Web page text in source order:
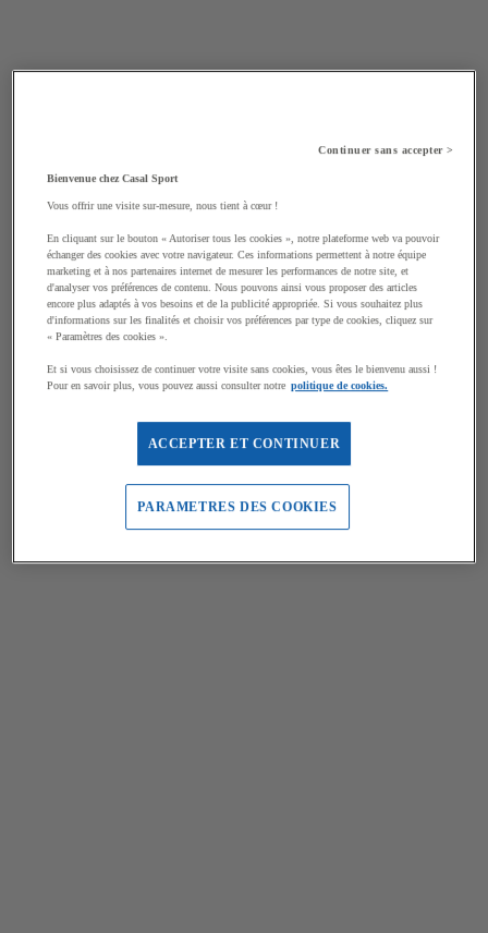
Continuer sans accepter >
Bienvenue chez Casal Sport
Vous offrir une visite sur-mesure, nous tient à cœur !
En cliquant sur le bouton « Autoriser tous les cookies », notre plateforme web va pouvoir
échanger des cookies avec votre navigateur. Ces informations permettent à notre équipe
marketing et à nos partenaires internet de mesurer les performances de notre site, et
d'analyser vos préférences de contenu. Nous pouvons ainsi vous proposer des articles
encore plus adaptés à vos besoins et de la publicité appropriée. Si vous souhaitez plus
d'informations sur les finalités et choisir vos préférences par type de cookies, cliquez sur
« Paramètres des cookies ».
Et si vous choisissez de continuer votre visite sans cookies, vous êtes le bienvenu aussi !
Pour en savoir plus, vous pouvez aussi consulter notre politique de cookies.
ACCEPTER ET CONTINUER
PARAMETRES DES COOKIES